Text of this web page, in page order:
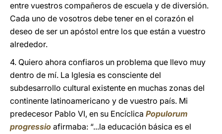
entre vuestros compañeros de escuela y de diversión.
Cada uno de vosotros debe tener en el corazón el
deseo de ser un apóstol entre los que están a vuestro
alrededor.
4. Quiero ahora confiaros un problema que llevo muy
dentro de mí. La Iglesia es consciente del
subdesarrollo cultural existente en muchas zonas del
continente latinoamericano y de vuestro país. Mi
predecesor Pablo VI, en su Encíclica Populorum
progressio afirmaba: “...la educación básica es el